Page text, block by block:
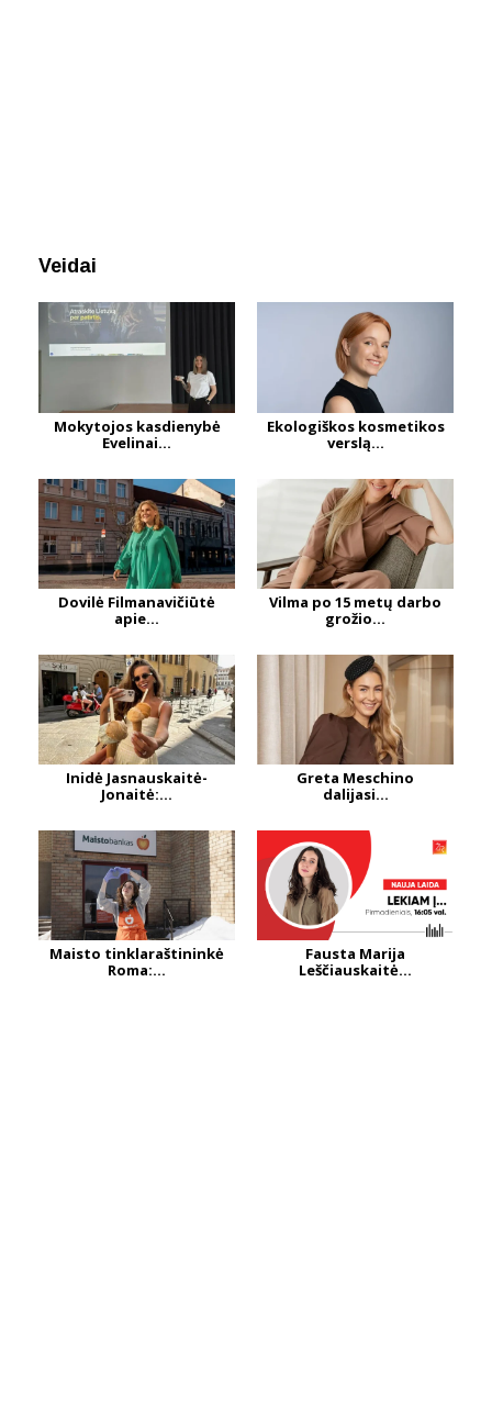
Veidai
Mokytojos kasdienybė
Evelinai...
Ekologiškos kosmetikos
verslą...
Dovilė Filmanavičiūtė
apie...
Vilma po 15 metų darbo
grožio...
Inidė Jasnauskaitė-
Jonaitė:...
Greta Meschino
dalijasi...
Maisto tinklaraštininkė
Roma:...
Fausta Marija
Leščiauskaitė...